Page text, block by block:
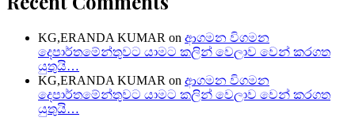
KG,ERANDA KUMAR on ආගමන විගමන
දෙපාර්තමේන්තුවට යාමට කලින් වෙලාව වෙන් කරගත
යුතුයි…
KG,ERANDA KUMAR on ආගමන විගමන
දෙපාර්තමේන්තුවට යාමට කලින් වෙලාව වෙන් කරගත
යුතුයි…